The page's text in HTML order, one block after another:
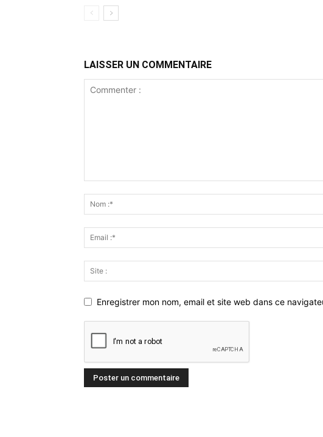
LAISSER UN COMMENTAIRE
Enregistrer mon nom, email et site web dans ce